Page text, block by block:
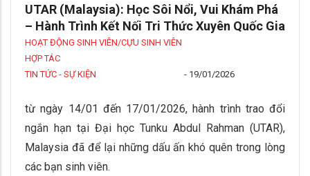
UTAR (Malaysia): Học Sôi Nổi, Vui Khám Phá
– Hành Trình Kết Nối Tri Thức Xuyên Quốc Gia
HOẠT ĐỘNG SINH VIÊN/CỰU SINH VIÊN
HỢP TÁC
TIN TỨC - SỰ KIỆN
- 19/01/2026
từ ngày 14/01 đến 17/01/2026, hành trình trao đổi
ngắn hạn tại Đại học Tunku Abdul Rahman (UTAR),
Malaysia đã để lại những dấu ấn khó quên trong lòng
các bạn sinh viên.